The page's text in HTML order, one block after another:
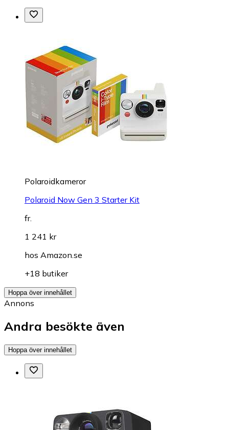
Polaroidkameror
Polaroid Now Gen 3 Starter Kit
fr.
1 241 kr
hos Amazon.se
+18 butiker
Hoppa över innehållet
Annons
Andra besökte även
Hoppa över innehållet